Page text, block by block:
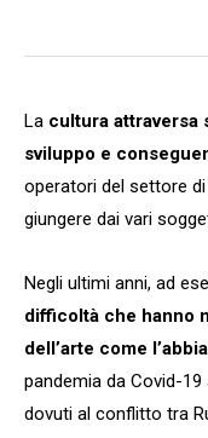
La cultura attraversa
sviluppo e
operatori del settore
giungere dai vari
Negli ultimi anni, ad
difficoltà che hanno
dell’arte come
pandemia da Covid-
dovuti al conflitto tra